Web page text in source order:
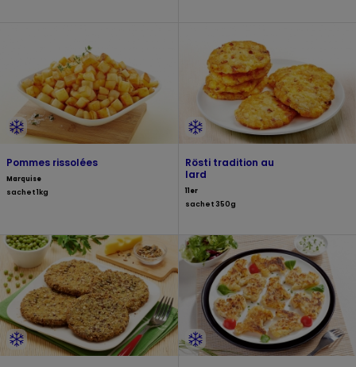
Pommes rissolées
Marquise
sachet 1kg
Rösti tradition au
lard
11er
sachet 350g